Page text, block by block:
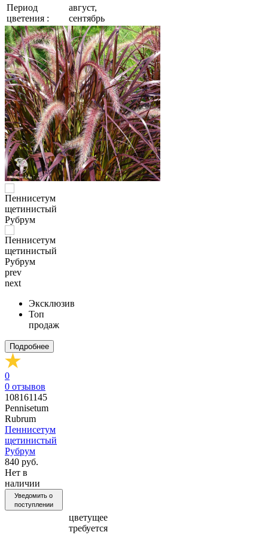
Период
цветения :
август,
сентябрь
prev
next
Эксклюзив
Топ
продаж
Подробнее
0
0 отзывов
108161145
Pennisetum
Rubrum
Пеннисетум
щетинистый
Рубрум
840 руб.
Нет в
наличии
Уведомить о
поступлении
цветущее
требуется